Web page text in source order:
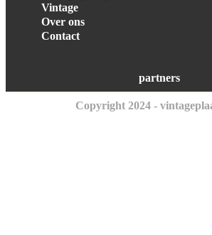
Vintage
Over ons
Contact
partners
Copyright 2024 -